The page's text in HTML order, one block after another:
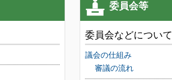
委員会などについて
議会の仕組み
審議の流れ